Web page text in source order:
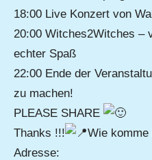
18:00 Live Konzert von
20:00 Witches2Witches –
echter Spaß
22:00 Ende der
zu machen!
PLEASE SHARE
Thanks !!!
Wie
Adresse: